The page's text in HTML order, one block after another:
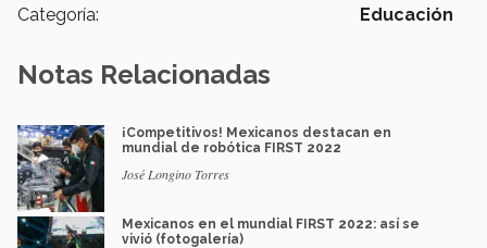
Categoría: Educación
Notas Relacionadas
¡Competitivos! Mexicanos destacan en
mundial de robótica FIRST 2022
José Longino Torres
Mexicanos en el mundial FIRST 2022: así se
vivió (fotogalería)